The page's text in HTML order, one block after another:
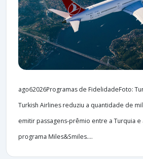
ago62026Programas de FidelidadeFoto:
Turkish Airlines reduziu a quantidade de
emitir passagens-prêmio entre a Turquia e
programa Miles&Smiles....